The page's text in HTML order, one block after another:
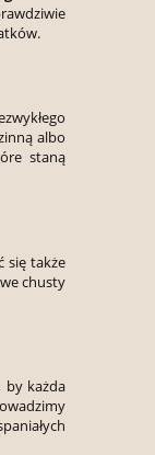
albo
staną
się także
chusty
by każda